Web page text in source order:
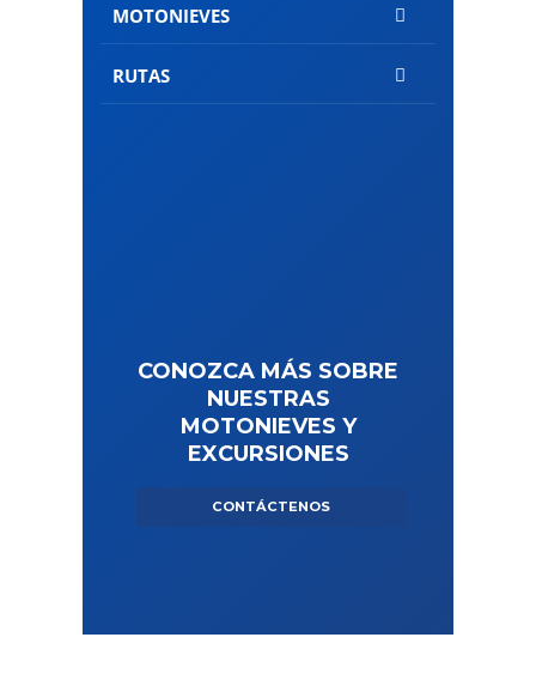
MOTONIEVES
RUTAS
CONOZCA MÁS SOBRE
NUESTRAS
MOTONIEVES Y
EXCURSIONES
CONTÁCTENOS